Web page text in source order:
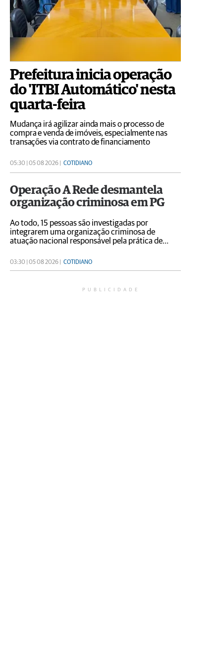
Prefeitura inicia operação
do 'ITBI Automático' nesta
quarta-feira
Mudança irá agilizar ainda mais o processo de
compra e venda de imóveis, especialmente nas
transações via contrato de financiamento
05:30 | 05 08 2026 | COTIDIANO
Operação A Rede desmantela
organização criminosa em PG
Ao todo, 15 pessoas são investigadas por
integrarem uma organização criminosa de
atuação nacional responsável pela prática de
dinheiro
03:30 | 05 08 2026 | COTIDIANO
PUBLICIDADE